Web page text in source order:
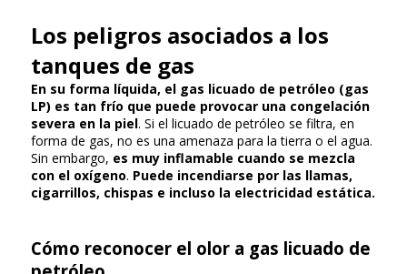
Los peligros asociados a los
tanques de gas
En su forma líquida, el gas licuado de petróleo (gas
LP) es tan frío que puede provocar una congelación
severa en la piel. Si el licuado de petróleo se filtra, en
forma de gas, no es una amenaza para la tierra o el agua.
Sin embargo, es muy inflamable cuando se mezcla
con el oxígeno. Puede incendiarse por las llamas,
cigarrillos, chispas e incluso la electricidad estática.
Cómo reconocer el olor a gas licuado de